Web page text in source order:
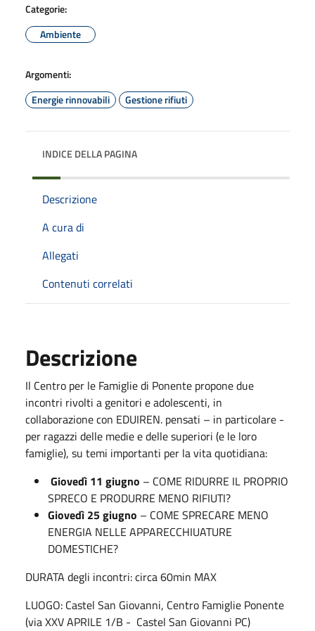
Categorie:
Ambiente
Argomenti:
Energie rinnovabili
Gestione rifiuti
INDICE DELLA PAGINA
Descrizione
A cura di
Allegati
Contenuti correlati
Descrizione
Il Centro per le Famiglie di Ponente propone due
incontri rivolti a genitori e adolescenti, in
collaborazione con EDUIREN. pensati – in particolare -
per ragazzi delle medie e delle superiori (e le loro
famiglie), su temi importanti per la vita quotidiana:
Giovedì 11 giugno – COME RIDURRE IL PROPRIO
SPRECO E PRODURRE MENO RIFIUTI?
Giovedì 25 giugno – COME SPRECARE MENO
ENERGIA NELLE APPARECCHIUATURE
DOMESTICHE?
DURATA degli incontri: circa 60min MAX
LUOGO: Castel San Giovanni, Centro Famiglie Ponente
(via XXV APRILE 1/B - Castel San Giovanni PC)